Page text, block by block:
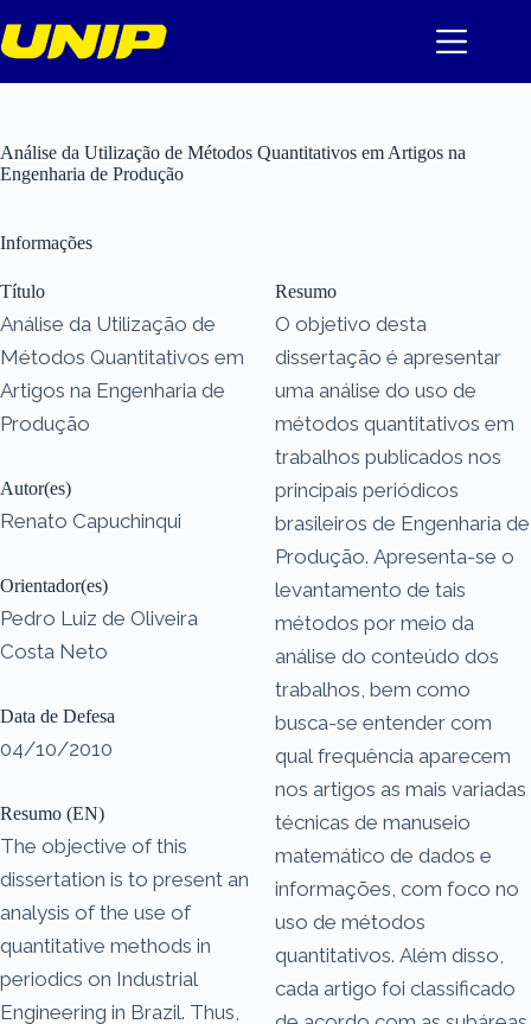
para
o
Análise da Utilização de Métodos Quantitativos em Artigos na
Engenharia de Produção
Informações
Título
Análise da Utilização de
Métodos Quantitativos em
Artigos na Engenharia de
Produção
Autor(es)
Renato Capuchinqui
Orientador(es)
Pedro Luiz de Oliveira
Costa Neto
Data de Defesa
04/10/2010
Resumo (EN)
The objective of this
dissertation is to present an
analysis of the use of
quantitative methods in
periodics on Industrial
Engineering in Brazil. Thus,
Resumo
O objetivo desta
dissertação é apresentar
uma análise do uso de
métodos quantitativos em
trabalhos publicados nos
principais periódicos
brasileiros de Engenharia de
Produção. Apresenta-se o
levantamento de tais
métodos por meio da
análise do conteúdo dos
trabalhos, bem como
busca-se entender com
qual frequência aparecem
nos artigos as mais variadas
técnicas de manuseio
matemático de dados e
informações, com foco no
uso de métodos
quantitativos. Além disso,
cada artigo foi classificado